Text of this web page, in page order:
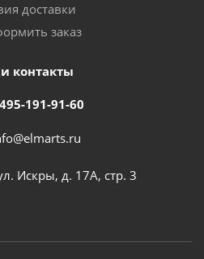
доставки
заказ
контакты
191-91-60
Искры, д. 17А, стр. 3